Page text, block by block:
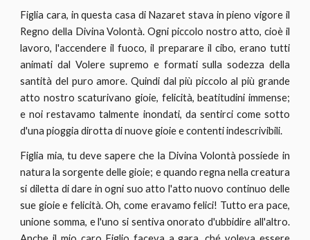
Figlia cara, in questa casa di Nazaret stava in pieno vigore il
Regno della Divina Volontà. Ogni piccolo nostro atto, cioè il
lavoro, l'accendere il fuoco, il preparare il cibo, erano tutti
animati dal Volere supremo e formati sulla sodezza della
santità del puro amore. Quindi dal più piccolo al più grande
atto nostro scaturivano gioie, felicità, beatitudini immense;
e noi restavamo talmente inondati, da sentirci come sotto
d'una pioggia dirotta di nuove gioie e contenti indescrivibili.
Figlia mia, tu deve sapere che la Divina Volontà possiede in
natura la sorgente delle gioie; e quando regna nella creatura
si diletta di dare in ogni suo atto l'atto nuovo continuo delle
sue gioie e felicità. Oh, come eravamo felici! Tutto era pace,
unione somma, e l'uno si sentiva onorato d'ubbidire all'altro.